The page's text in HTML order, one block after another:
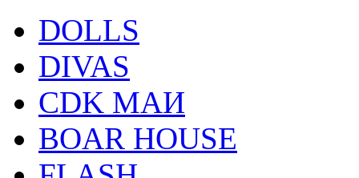
DOLLS
DIVAS
CDK МАИ
BOAR HOUSE